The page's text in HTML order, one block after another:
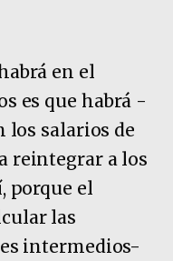
en el
es que habrá -
los salarios de
reintegrar a los
porque el
las
intermedios-